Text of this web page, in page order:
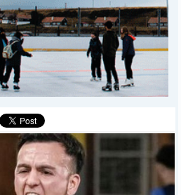
DEPORTES
POLICIALES
I-DIARIO
MÁS
BÚSQUEDA